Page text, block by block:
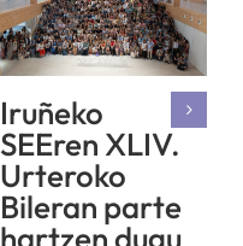
Iruñeko
SEEren XLIV.
Urteroko
Bileran parte